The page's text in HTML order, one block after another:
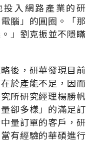
入網路產業的研
腦」的圓圈。「那
」劉克振並不隱瞞
後，研華發現目前
於產能不足，因而
所研究經理楊勝帆
卻多樣」的滿足訂
量訂單的客戶，研
有經驗的華碩進行